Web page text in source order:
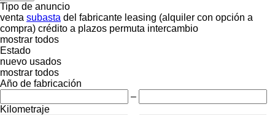
Tipo de anuncio
venta subasta del fabricante leasing (alquiler con opción a
compra) crédito a plazos permuta intercambio
mostrar todos
Estado
nuevo usados
mostrar todos
Año de fabricación
–
Kilometraje